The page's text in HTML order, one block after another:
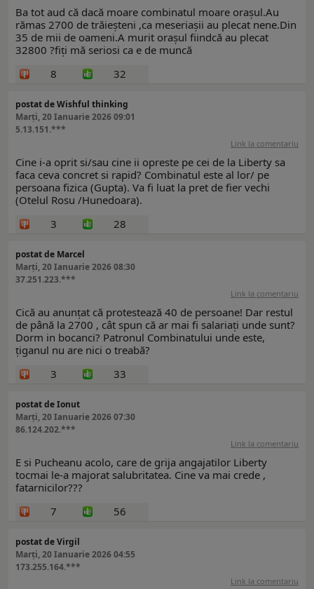
Ba tot aud că dacă moare combinatul moare orașul.Au
rămas 2700 de trăieșteni ,ca meseriașii au plecat nene.Din
35 de mii de oameni.A murit orașul fiindcă au plecat
32800 ?fiți mă seriosi ca e de muncă
8
32
postat de Wishful thinking
Marți, 20 Ianuarie 2026 09:01
5.13.151.***
Link la comentariu
Cine i-a oprit si/sau cine ii opreste pe cei de la Liberty sa
faca ceva concret si rapid? Combinatul este al lor/ pe
persoana fizica (Gupta). Va fi luat la pret de fier vechi
(Otelul Rosu /Hunedoara).
3
28
postat de Marcel
Marți, 20 Ianuarie 2026 08:30
37.251.223.***
Link la comentariu
Cică au anunțat că protestează 40 de persoane! Dar restul
de până la 2700 , cât spun că ar mai fi salariați unde sunt?
Dorm in bocanci? Patronul Combinatului unde este,
țiganul nu are nici o treabă?
3
33
postat de Ionut
Marți, 20 Ianuarie 2026 07:30
86.124.202.***
Link la comentariu
E si Pucheanu acolo, care de grija angajatilor Liberty
tocmai le-a majorat salubritatea. Cine va mai crede ,
fatarnicilor???
7
56
postat de Virgil
Marți, 20 Ianuarie 2026 04:55
173.255.164.***
Link la comentariu